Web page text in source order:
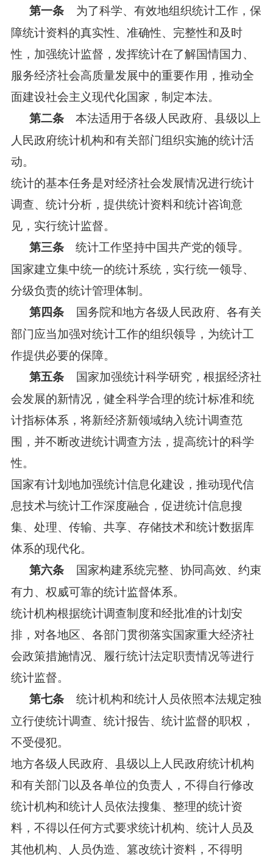
第一条为了科学、有效地组织统计工作，保
障统计资料的真实性、准确性、完整性和及时
性，加强统计监督，发挥统计在了解国情国力、
服务经济社会高质量发展中的重要作用，推动全
面建设社会主义现代化国家，制定本法。
第二条本法适用于各级人民政府、县级以上
人民政府统计机构和有关部门组织实施的统计活
动。
统计的基本任务是对经济社会发展情况进行统计
调查、统计分析，提供统计资料和统计咨询意
见，实行统计监督。
第三条统计工作坚持中国共产党的领导。
国家建立集中统一的统计系统，实行统一领导、
分级负责的统计管理体制。
第四条国务院和地方各级人民政府、各有关
部门应当加强对统计工作的组织领导，为统计工
作提供必要的保障。
第五条国家加强统计科学研究，根据经济社
会发展的新情况，健全科学合理的统计标准和统
计指标体系，将新经济新领域纳入统计调查范
围，并不断改进统计调查方法，提高统计的科学
性。
国家有计划地加强统计信息化建设，推动现代信
息技术与统计工作深度融合，促进统计信息搜
集、处理、传输、共享、存储技术和统计数据库
体系的现代化。
第六条国家构建系统完整、协同高效、约束
有力、权威可靠的统计监督体系。
统计机构根据统计调查制度和经批准的计划安
排，对各地区、各部门贯彻落实国家重大经济社
会政策措施情况、履行统计法定职责情况等进行
统计监督。
第七条统计机构和统计人员依照本法规定独
立行使统计调查、统计报告、统计监督的职权，
不受侵犯。
地方各级人民政府、县级以上人民政府统计机构
和有关部门以及各单位的负责人，不得自行修改
统计机构和统计人员依法搜集、整理的统计资
料，不得以任何方式要求统计机构、统计人员及
其他机构、人员伪造、篡改统计资料，不得明